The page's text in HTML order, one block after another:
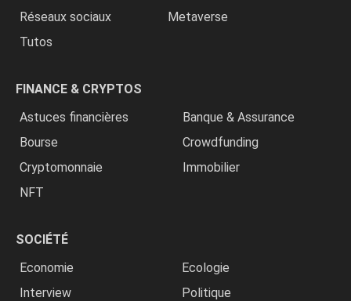
Réseaux sociaux
Metaverse
Tutos
FINANCE & CRYPTOS
Astuces financières
Banque & Assurance
Bourse
Crowdfunding
Cryptomonnaie
Immobilier
NFT
SOCIÉTÉ
Economie
Ecologie
Interview
Politique